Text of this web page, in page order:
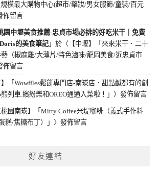
模最大購物中心(超市/藥妝/男女服飾/童裝/百元
佈留言
園中壢美食推薦-忠貞市場必排的好吃米干｜免費
的美食筆記 」於〈 【中壢】「來來米干．二十
（椒麻雞/大薄片/特色滷味/龍岡美食/近忠貞市
佈留言
】「Wowffles鬆餅專門店-南崁店．甜點鹹都有的創
列車.繽紛樂和OREO通通入菜啦！」 〉發佈留言
桃園南崁】「Mitty Coffee米堤咖啡（義式手作料
糕/焦糖布丁）」 〉發佈留言
好友連結